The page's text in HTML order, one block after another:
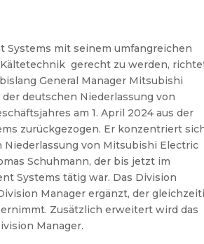
mit seinem umfangreichen
gerecht zu werden,
General Manager Mitsubishi
deutschen Niederlassung von
am 1. April 2024 aus der
zurückgezogen. Er konzentriert
Niederlassung von Mitsubishi Electric
Schuhmann, der bis jetzt im
Systems tätig war. Das Division
Manager ergänzt, der
Zusätzlich erweitert wird das
Manager.